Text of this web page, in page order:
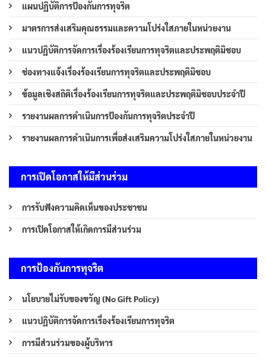
แผนปฏิบัติการป้องกันการทุจริต
มาตรการส่งเสริมคุณธรรมและความโปร่งใสภายในหน่วยงาน
แนวปฏิบัติการจัดการเรื่องร้องเรียนการทุจริตและประพฤติมิชอบ
ช่องทางแจ้งเรื่องร้องเรียนการทุจริตและประพฤติมิชอบ
ข้อมูลเชิงสถิติเรื่องร้องเรียนการทุจริตและประพฤติมิชอบประจำปี
รายงานผลการดำเนินการป้องกันการทุจริตประจำปี
รายงานผลการดำเนินการเพื่อส่งเสริมความโปร่งใสภายในหน่วยงาน
การเปิดโอกาสให้มีส่วนร่วม
การรับฟังความคิดเห็นของประชาชน
การเปิดโอกาสให้เกิดการมีส่วนร่วม
การป้องกันการทุจริต
นโยบายไม่รับของขวัญ (No Gift Policy)
แนวปฏิบัติการจัดการเรื่องร้องเรียนการทุจริต
การมีส่วนร่วมของผู้บริหาร